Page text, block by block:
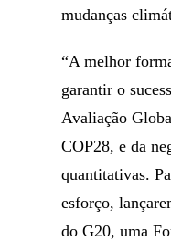
mudanças
“A melhor
garantir o
Avaliação
COP28, e da
quantitativas.
esforço,
do G20, uma